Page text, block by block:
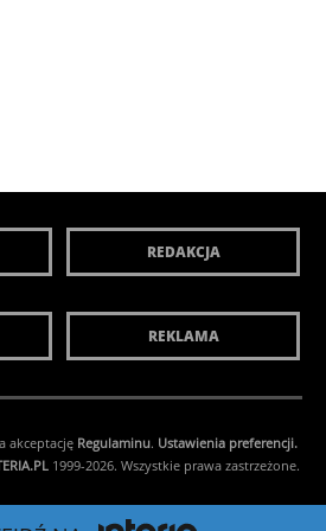
REDAKCJA
REKLAMA
akceptację Regulaminu. Ustawienia preferencji.
1999-2026. Wszystkie prawa zastrzeżone.